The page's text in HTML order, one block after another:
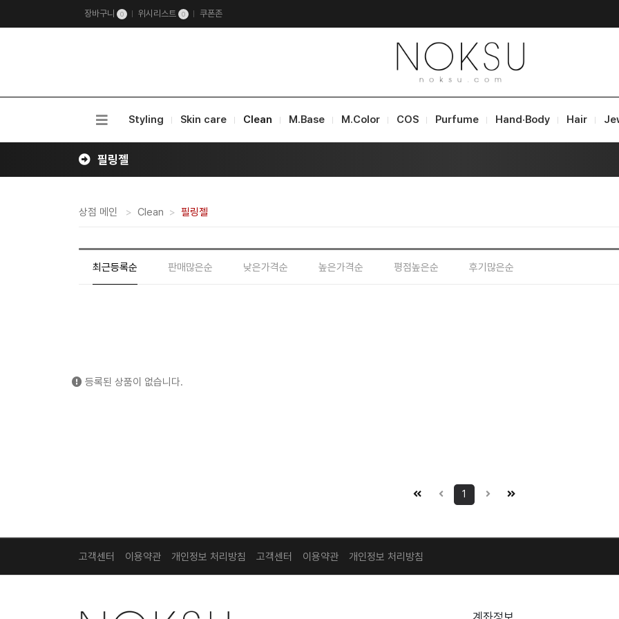
장바구니 0 위시리스트 0 쿠폰존
Styling Skin care Clean M.Base M.Color COS Purfume Hand·Body Hair
필링젤
상점 메인 Clean 필링젤
최근등록순 판매많은순 낮은가격순 높은가격순 평점높은순 후기많은순
등록된 상품이 없습니다.
1
고객센터 이용약관 개인정보 처리방침 고객센터 이용약관 개인정보 처리방침